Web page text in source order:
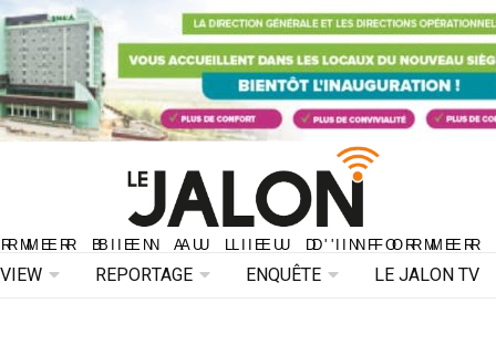
BIEN AU LIEU
BIEN AU LIEU
REPORTAGE ENQUÊTE LE JALON TV